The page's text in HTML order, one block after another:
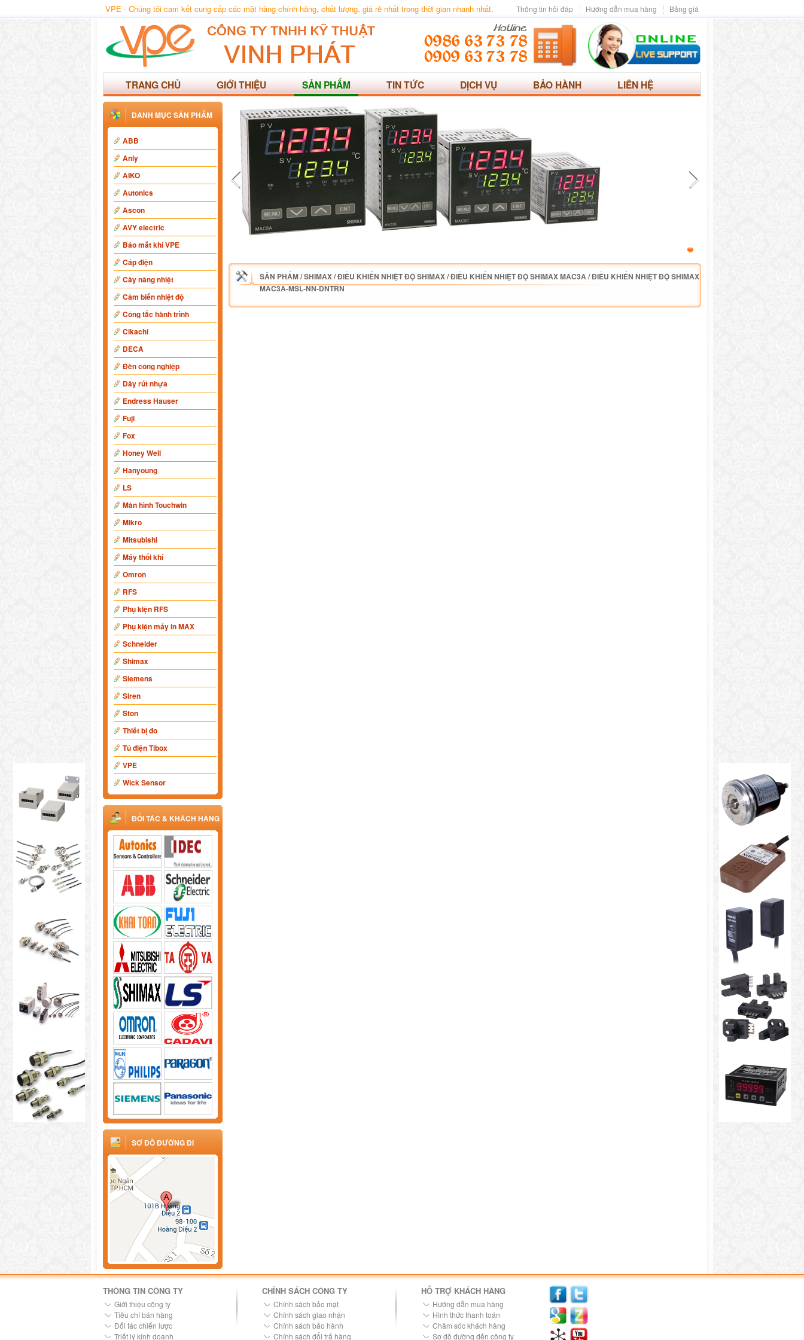
VPE - Chúng tôi cam kết cung cấp các mặt hàng chính hãng, chất lượng, giá rẻ nhất trong thời gian nhanh nhất. Bảng giá
Hướng dẫn mua hàng
Thông tin hỏi đáp
TRANG CHỦ GIỚI THIỆU SẢN PHẨM TIN TỨC DỊCH VỤ BẢO HÀNH LIÊN HỆ
DANH MỤC SẢN PHẨM
ABB
Anly
AIKO
Autonics
Ascon
AVY electric
Báo mất khí VPE
Cáp điện
Cây nâng nhiệt
Cảm biến nhiệt độ
Công tắc hành trình
Cikachi
DECA
Đèn công nghiệp
Dây rút nhựa
Endress Hauser
Fuji
Fox
Honey Well
Hanyoung
LS
Màn hình Touchwin
Mikro
Mitsubishi
Máy thổi khí
Omron
RFS
Phụ kiện RFS
Phụ kiện máy in MAX
Schneider
Shimax
Siemens
Siren
Ston
Thiết bị đo
Tủ điện Tibox
VPE
Wick Sensor
ĐỐI TÁC & KHÁCH HÀNG
SƠ ĐỒ ĐƯỜNG ĐI
SẢN PHẨM/SHIMAX/ĐIỀU KHIỂN NHIỆT ĐỘ SHIMAX/ĐIỀU KHIỂN NHIỆT ĐỘ SHIMAX MAC3A/ĐIỀU KHIỂN NHIỆT ĐỘ SHIMAX
MAC3A-MSL-NN-DNTRN
THÔNG TIN CÔNG TY
Giới thiệu công ty
Tiêu chí bán hàng
Đối tác chiến lược
Triết lý kinh doanh
CHÍNH SÁCH CÔNG TY
Chính sách bảo mật
Chính sách giao nhận
Chính sách bảo hành
Chính sách đổi trả hàng
HỖ TRỢ KHÁCH HÀNG
Hướng dẫn mua hàng
Hình thức thanh toán
Chăm sóc khách hàng
Sơ đồ đường đến công ty